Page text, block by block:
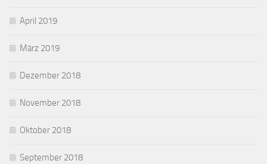
April 2019
März 2019
Dezember 2018
November 2018
Oktober 2018
September 2018